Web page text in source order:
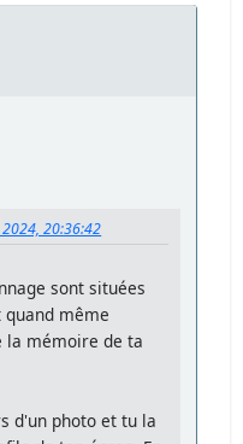
20:36:42
sont situées
même
la mémoire de ta
d'un photo et tu la